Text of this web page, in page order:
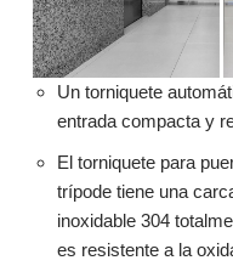
Un torniquete
entrada compacta y
El torniquete para
trípode tiene una
inoxidable 304
es resistente a la